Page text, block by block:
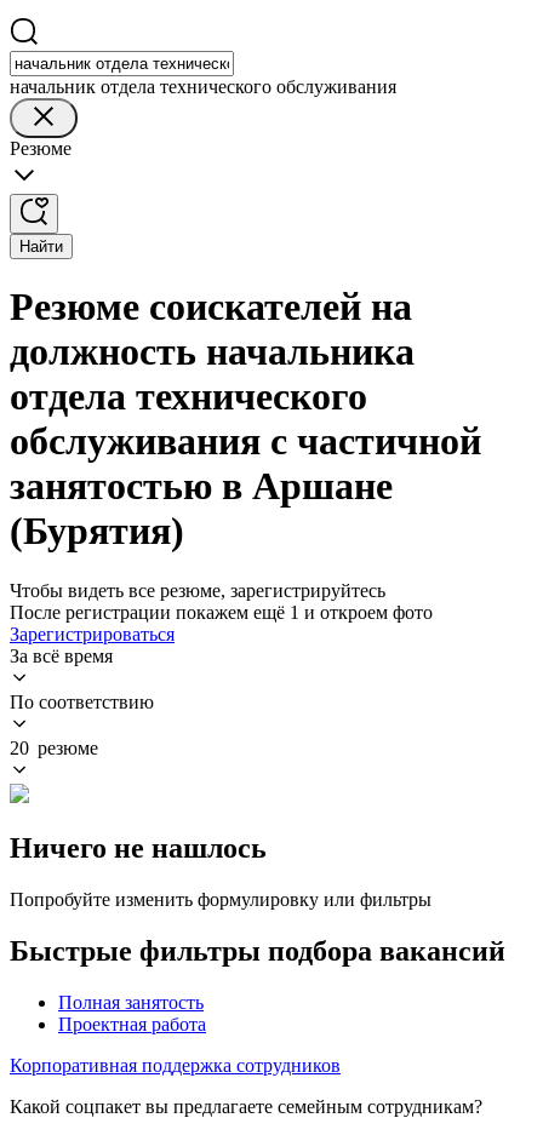
начальник отдела технического обслуживания
Резюме
Найти
Резюме соискателей на
должность начальника
отдела технического
обслуживания с частичной
занятостью в Аршане
(Бурятия)
Чтобы видеть все резюме, зарегистрируйтесь
После регистрации покажем ещё 1 и откроем фото
Зарегистрироваться
За всё время
По соответствию
20 резюме
Ничего не нашлось
Попробуйте изменить формулировку или фильтры
Быстрые фильтры подбора вакансий
Полная занятость
Проектная работа
Корпоративная поддержка сотрудников
Какой соцпакет вы предлагаете семейным сотрудникам?